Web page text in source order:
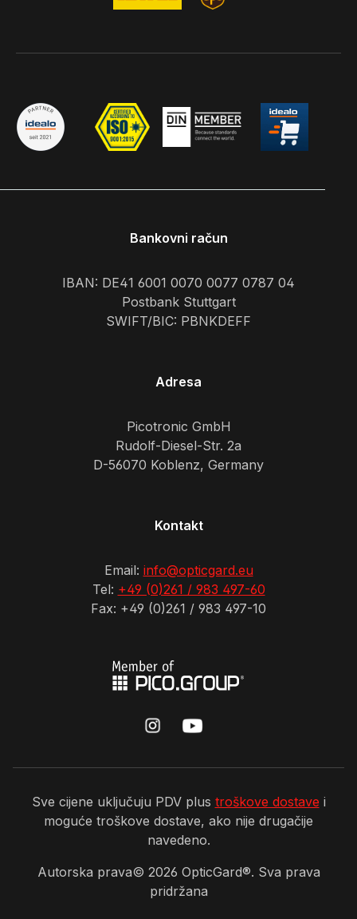
Bankovni račun
IBAN: DE41 6001 0070 0077 0787 04
Postbank Stuttgart
SWIFT/BIC: PBNKDEFF
Adresa
Picotronic GmbH
Rudolf-Diesel-Str. 2a
D-56070 Koblenz, Germany
Kontakt
Email: info@opticgard.eu
Tel: +49 (0)261 / 983 497-60
Fax: +49 (0)261 / 983 497-10
Sve cijene uključuju PDV plus troškove dostave i
moguće troškove dostave, ako nije drugačije
navedeno.
Autorska prava© 2026 OpticGard®. Sva prava
pridržana